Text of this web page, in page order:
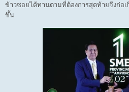
ข้าวซอยได้ทานตามที่ต้องการสุดท้ายจึงก่
ขึ้น